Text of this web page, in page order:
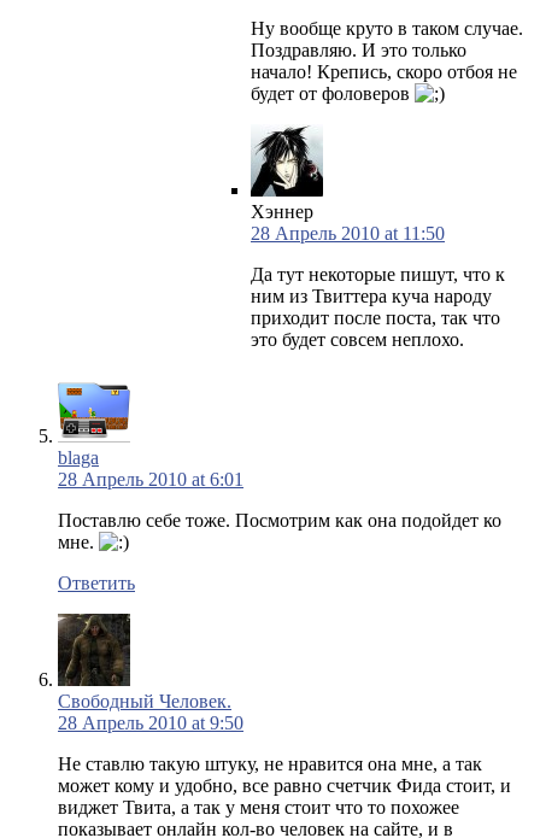
Ну вообще круто в таком случае.
Поздравляю. И это только
начало! Крепись, скоро отбоя не
будет от фоловеров
Хэннер
28 Апрель 2010 at 11:50
Да тут некоторые пишут, что к
ним из Твиттера куча народу
приходит после поста, так что
это будет совсем неплохо.
blaga
28 Апрель 2010 at 6:01
Поставлю себе тоже. Посмотрим как она подойдет ко
мне.
Ответить
Свободный Человек.
28 Апрель 2010 at 9:50
Не ставлю такую штуку, не нравится она мне, а так
может кому и удобно, все равно счетчик Фида стоит, и
виджет Твита, а так у меня стоит что то похожее
показывает онлайн кол-во человек на сайте, и в